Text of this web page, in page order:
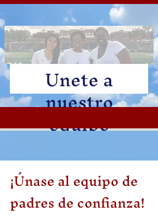
Unete a
nuestro
equipo
¡Únase al equipo de
padres de confianza!